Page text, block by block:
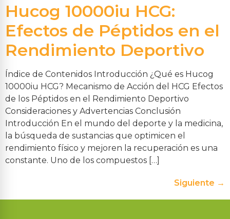
Hucog 10000iu HCG:
Efectos de Péptidos en el
Rendimiento Deportivo
Índice de Contenidos Introducción ¿Qué es Hucog
10000iu HCG? Mecanismo de Acción del HCG Efectos
de los Péptidos en el Rendimiento Deportivo
Consideraciones y Advertencias Conclusión
Introducción En el mundo del deporte y la medicina,
la búsqueda de sustancias que optimicen el
rendimiento físico y mejoren la recuperación es una
constante. Uno de los compuestos […]
Siguiente →